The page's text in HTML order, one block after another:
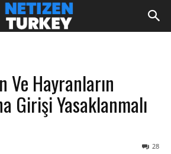
Ve Hayranların
Girişi Yasaklanmalı
28